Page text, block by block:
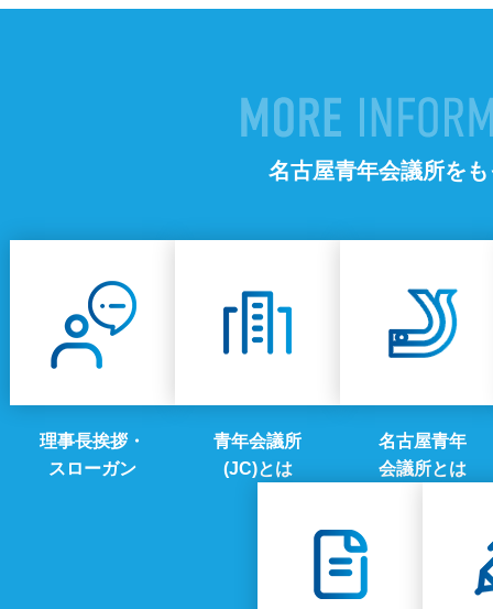
名古屋青年会議所を
理事長挨拶・
スローガン
青年会議所
(JC)とは
名古屋青年
会議所とは